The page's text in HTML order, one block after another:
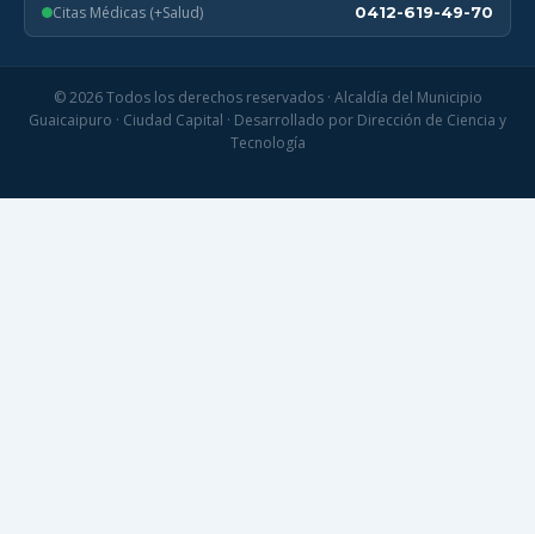
Citas Médicas (+Salud) 0412-619-49-70
© 2026 Todos los derechos reservados · Alcaldía del Municipio
Guaicaipuro · Ciudad Capital · Desarrollado por Dirección de Ciencia y
Tecnología